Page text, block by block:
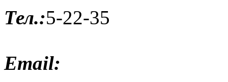
Тел.:5-22-35
Email: